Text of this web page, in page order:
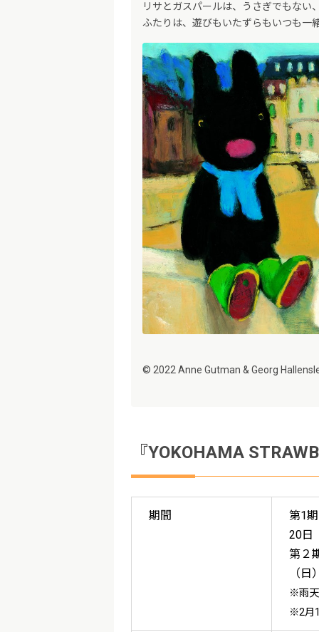
リサとガスパールは、うさぎでもない
ふたりは、遊びもいたずらもいつも一
© 2022 Anne Gutman & Georg
『YOKOHAMA
期間
第1
20日
第２
（
※雨天
※2月